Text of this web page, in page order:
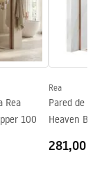
_5.pdf
Rea
100
Rea
Pared de la
Heaven
281,00 €